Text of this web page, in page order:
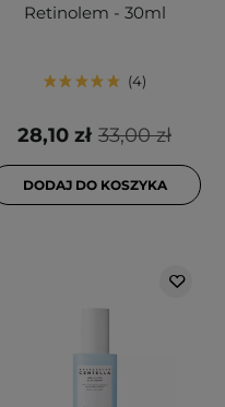
Retinolem - 30ml
4
33,00 zł
28,10 zł
DODAJ DO KOSZYKA